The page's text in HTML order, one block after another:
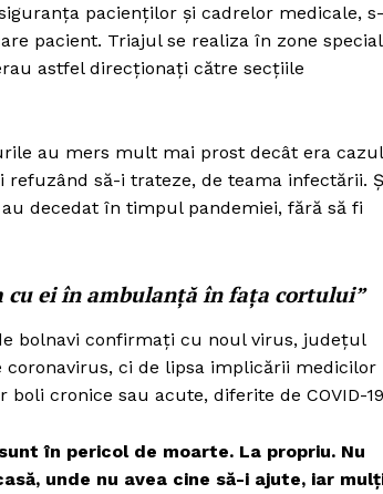
pacienților și cadrelor medicale,
pacient. Triajul se realiza în zone special
astfel direcționați către secțiile
au mers mult mai prost decât era
să-i trateze, de teama infectării.
decedat în timpul pandemiei, fără să fi
cu ei în ambulanță în fața cortului”
bolnavi confirmați cu noul virus, județul
ci de lipsa implicării medicilor
cronice sau acute, diferite de COVID-
în pericol de moarte. La propriu. Nu
unde nu avea cine să-i ajute, iar